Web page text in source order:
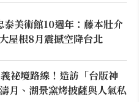
泰美術館10週年：藤本壯介
屋根8月震撼空降台北
祕境路線！造訪「台版神
月、湖景窯烤披薩與人氣私